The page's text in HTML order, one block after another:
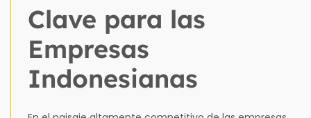
Clave para las
Empresas
Indonesianas